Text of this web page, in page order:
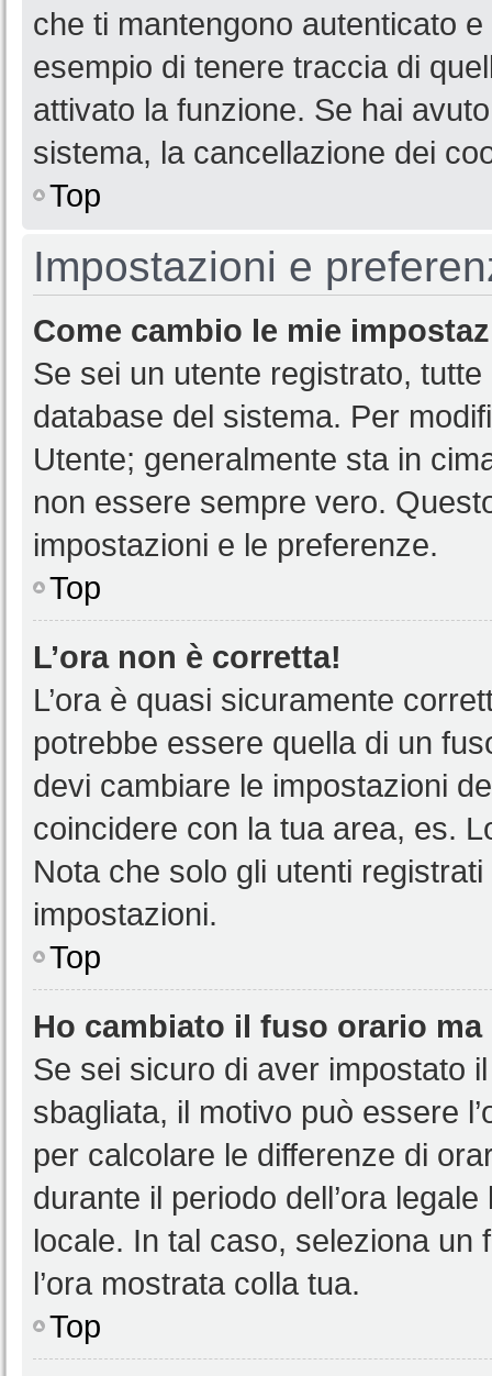
che ti mantengono autenticato
esempio di tenere traccia di
attivato la funzione. Se hai
sistema, la cancellazione dei
Top
Impostazioni e
Come cambio le mie
Se sei un utente registrato,
database del sistema. Per
Utente; generalmente sta in
non essere sempre vero.
impostazioni e le preferenze.
Top
L’ora non è corretta!
L’ora è quasi sicuramente
potrebbe essere quella di un
devi cambiare le impostazioni
coincidere con la tua area, es.
Nota che solo gli utenti
impostazioni.
Top
Ho cambiato il fuso orario ma
Se sei sicuro di aver impostato
sbagliata, il motivo può essere
per calcolare le differenze di
durante il periodo dell’ora
locale. In tal caso, seleziona
l’ora mostrata colla tua.
Top